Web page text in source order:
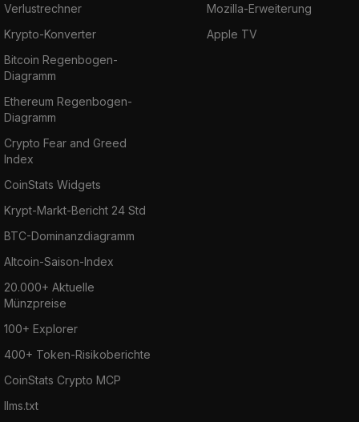
Verlustrechner
Krypto-Konverter
Bitcoin Regenbogen-
Diagramm
Ethereum Regenbogen-
Diagramm
Crypto Fear and Greed
Index
CoinStats Widgets
Krypt-Markt-Bericht 24 Std
BTC-Dominanzdiagramm
Altcoin-Saison-Index
20.000+ Aktuelle
Münzpreise
100+ Explorer
400+ Token-Risikoberichte
CoinStats Crypto MCP
llms.txt
Mozilla-Erweiterung
Apple TV